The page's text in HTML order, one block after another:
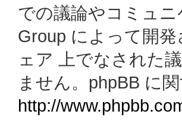
での議論やコミュ
Group によって開
ェア 上でなされた
ません。phpBB に
http://